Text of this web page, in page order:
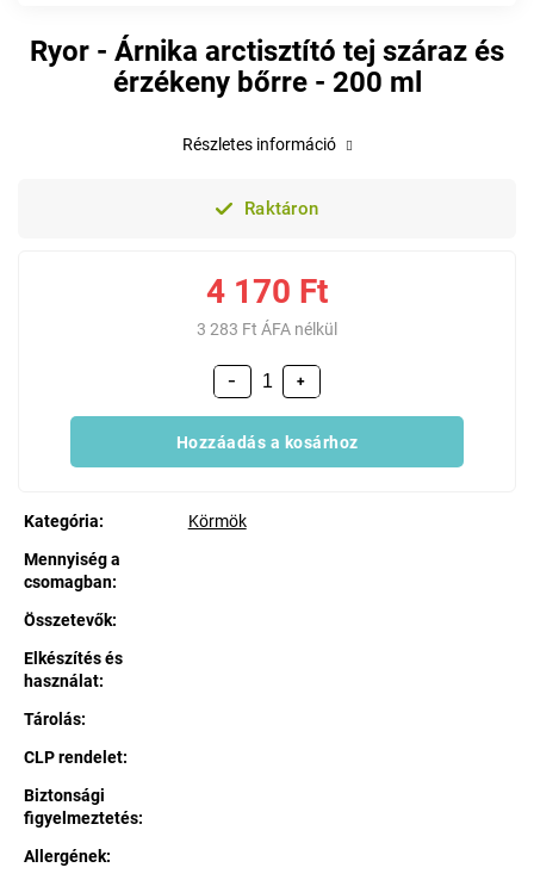
Ryor - Árnika arctisztító tej száraz és
érzékeny bőrre - 200 ml
Raktáron
4 170 Ft
3 283 Ft ÁFA nélkül
+
−
Hozzáadás a kosárhoz
Kategória:
Körmök
Mennyiség a
csomagban:
Összetevők:
Elkészítés és
használat:
Tárolás:
CLP rendelet:
Biztonsági
figyelmeztetés:
Allergének:
Részletes információ